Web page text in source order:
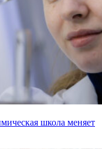
школа меняет